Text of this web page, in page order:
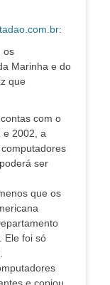
:
os
Marinha e do
que
com o
e 2002, a
ser
que os
Ele foi só